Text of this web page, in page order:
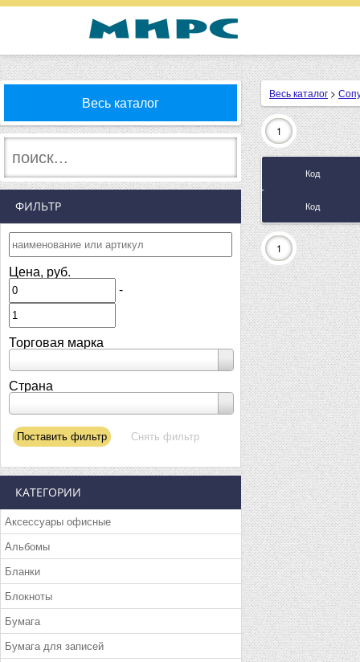
Весь каталог
ФИЛЬТР
Цена, руб.
-
Торговая марка
Страна
КАТЕГОРИИ
Аксессуары офисные
Альбомы
Бланки
Блокноты
Бумага
Бумага для записей
Весь каталог >
1
Код
Код
1